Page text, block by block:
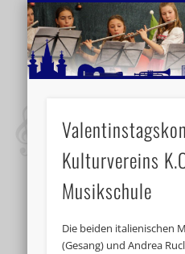
AKTUELLE
WEITERE
Kulturvereins
Musikschule
Die beiden italienischen
(Gesang) und Andrea